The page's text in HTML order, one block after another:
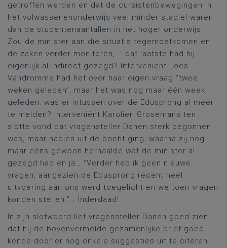
getroffen werden en dat de cursistenbewegingen in
het volwassenenonderwijs veel minder stabiel waren
dan de studentenaantallen in het hoger onderwijs.
Zou de minister aan die situatie tegemoetkomen en
de zaken verder monitoren, -- dat laatste had hij
eigenlijk al indirect gezegd? Interveniënt Loes
Vandromme had het over haar eigen vraag “twee
weken geleden”, maar het was nog maar één week
geleden: was er intussen over de Edusprong al meer
te melden? Interveniënt Karolien Grosemans ten
slotte vond dat vragensteller Danen sterk begonnen
was, maar nadien uit de bocht ging, waarna zij nog
maar eens gewoon herhaalde wat de minister al
gezegd had en ja… “Verder heb ik geen nieuwe
vragen, aangezien de Edusprong recent heel
uitvoering aan ons werd toegelicht en we toen vragen
konden stellen.”… Inderdaad!
In zijn slotwoord liet vragensteller Danen goed zien
dat hij de bovenvermelde gezamenlijke brief goed
kende door er nog enkele suggesties uit te citeren.